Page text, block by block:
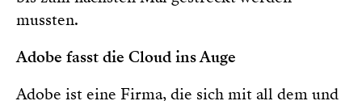
mussten.
Adobe fasst die Cloud ins Auge
Adobe ist eine Firma, die sich mit all dem und